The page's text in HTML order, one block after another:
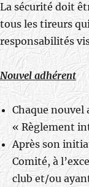
La sécurité doit
tous les tireurs
responsabilités
Nouvel adhérent
Chaque
« Règlement
Après son
Comité, à
club et/ou